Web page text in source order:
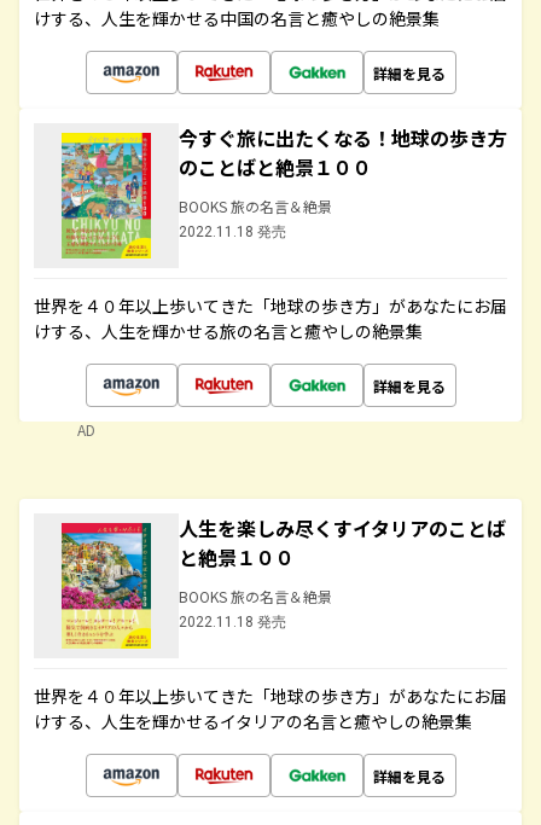
けする、人生を輝かせる中国の名言と癒やしの絶景集
詳細を見る
今すぐ旅に出たくなる！地球の歩き方
のことばと絶景１００
BOOKS 旅の名言＆絶景
2022.11.18 発売
世界を４０年以上歩いてきた「地球の歩き方」があなたにお届
けする、人生を輝かせる旅の名言と癒やしの絶景集
詳細を見る
AD
人生を楽しみ尽くすイタリアのことば
と絶景１００
BOOKS 旅の名言＆絶景
2022.11.18 発売
世界を４０年以上歩いてきた「地球の歩き方」があなたにお届
けする、人生を輝かせるイタリアの名言と癒やしの絶景集
詳細を見る